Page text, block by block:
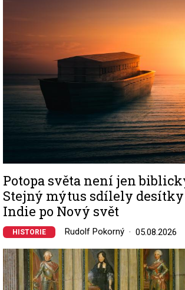
Potopa světa není jen
Stejný mýtus sdílely
Indie po Nový svět
HISTORIE Rudolf Pokorný 05.08.2026
Image